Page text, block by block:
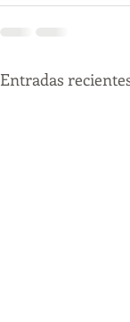
Entradas